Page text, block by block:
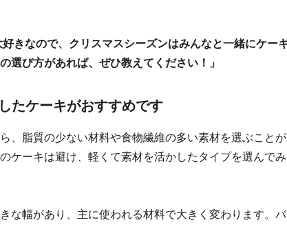
きなので、クリスマスシーズンはみんなと一緒にケー
選び方があれば、ぜひ教えてください！」
たケーキがおすすめです
、脂質の少ない材料や食物繊維の多い素材を選ぶことが
ケーキは避け、軽くて素材を活かしたタイプを選んでみ
な幅があり、主に使われる材料で大きく変わります。